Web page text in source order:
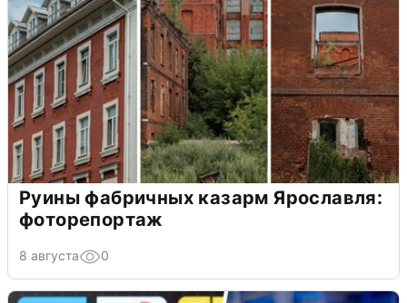
Руины фабричных казарм Ярославля:
фоторепортаж
8 августа 0